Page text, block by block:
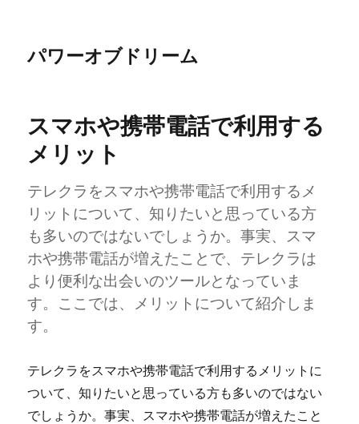
パワーオブドリーム
スマホや携帯電話で利用する
メリット
テレクラをスマホや携帯電話で利用するメ
リットについて、知りたいと思っている方
も多いのではないでしょうか。事実、スマ
ホや携帯電話が増えたことで、テレクラは
より便利な出会いのツールとなっていま
す。ここでは、メリットについて紹介しま
す。
テレクラをスマホや携帯電話で利用するメリットに
ついて、知りたいと思っている方も多いのではない
でしょうか。事実、スマホや携帯電話が増えたこと